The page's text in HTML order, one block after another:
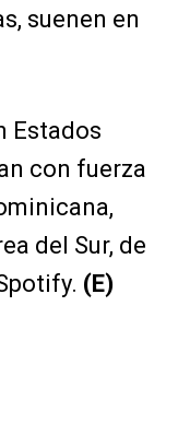
suenen en
Estados
con fuerza
del Sur, de
(E)